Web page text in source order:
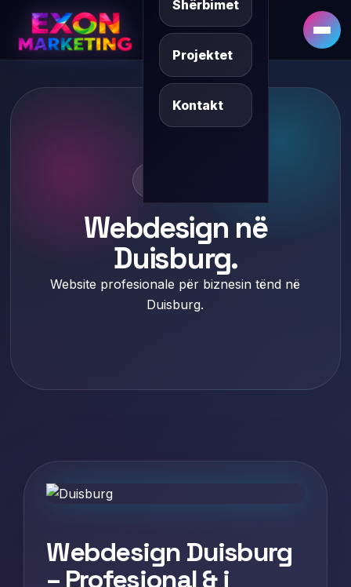
Shërbimet
Projektet
Kontakt
DE SQ/XK
Webdesign në
Duisburg.
Website profesionale për biznesin tënd në
Duisburg.
Webdesign Duisburg
– Profesional & i